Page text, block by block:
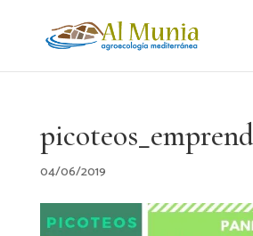
04/06/2019